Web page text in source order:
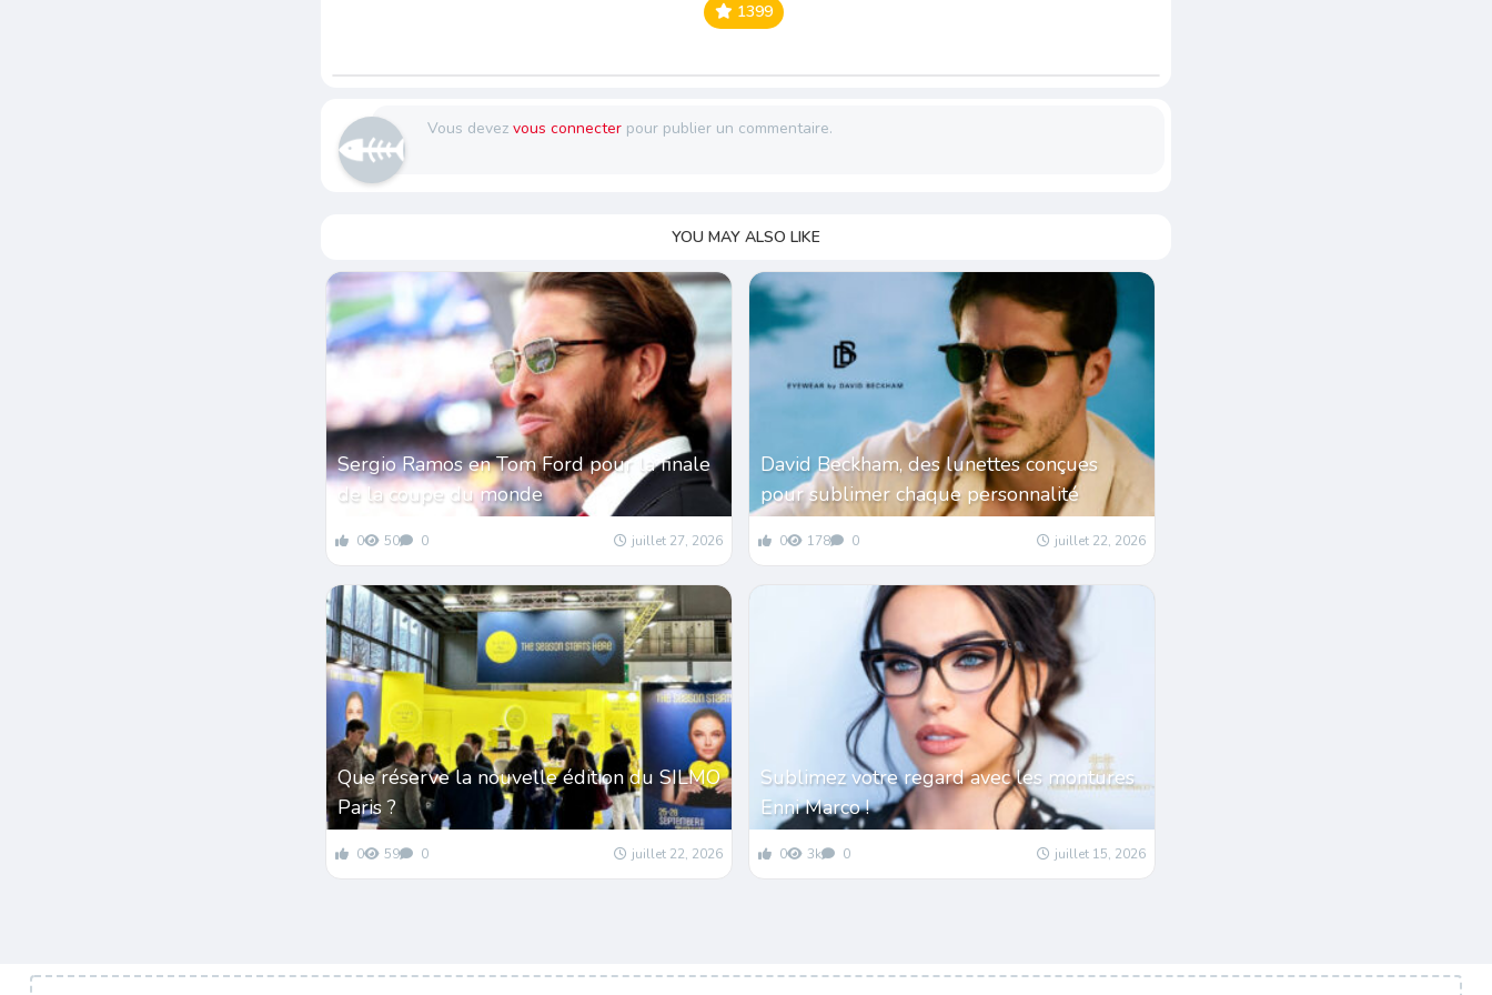
1399
Vous devezvous connecter pour publier un commentaire.
YOU MAY ALSO LIKE
Sergio Ramos en Tom Ford pour la finale
de la coupe du monde
0 50 0 juillet 27, 2026
David Beckham, des lunettes conçues
pour sublimer chaque personnalité
0 178 0 juillet 22, 2026
Que réserve la nouvelle édition du SILMO
Paris ?
0 59 0 juillet 22, 2026
Sublimez votre regard avec les montures
Enni Marco !
0 3k 0 juillet 15, 2026